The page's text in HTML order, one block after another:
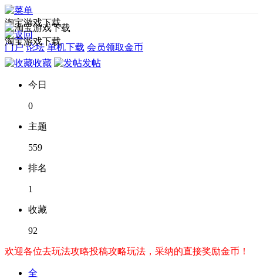
淘宝游戏下载
门户 论坛 单机下载 会员领取金币
淘宝游戏下载
收藏 发帖
今日
0
主题
559
排名
1
收藏
92
欢迎各位去玩法攻略投稿攻略玩法，采纳的直接奖励金币！
全